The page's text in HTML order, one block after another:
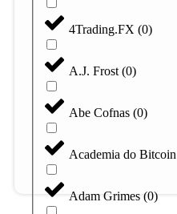
4Trading.FX (0)
A.J. Frost(0)
Abe Cofnas (0)
Academia do Bitcoin
Adam Grimes (0)